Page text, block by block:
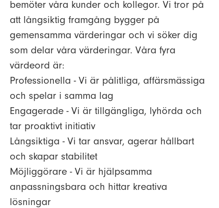
bemöter våra kunder och kollegor. Vi tror på
att långsiktig framgång bygger på
gemensamma värderingar och vi söker dig
som delar våra värderingar. Våra fyra
värdeord är:
Professionella - Vi är pålitliga, affärsmässiga
och spelar i samma lag
Engagerade - Vi är tillgängliga, lyhörda och
tar proaktivt initiativ
Långsiktiga - Vi tar ansvar, agerar hållbart
och skapar stabilitet
Möjliggörare - Vi är hjälpsamma
anpassningsbara och hittar kreativa
lösningar